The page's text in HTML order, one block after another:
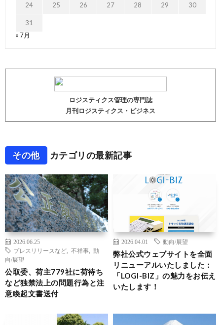
24 25 26 27 28 29 30
31
« 7月
ロジスティクス管理の専門誌
月刊ロジスティクス・ビジネス
その他 カテゴリの最新記事
2026.06.25
プレスリリースなど
不祥事
動
向/展望
公取委、荷主779社に荷待ち
など独禁法上の問題行為と注
意喚起文書送付
2026.04.01 動向/展望
弊社公式ウェブサイトを全面
リニューアルいたしました：
「LOGI-BIZ」の魅力をお伝え
いたします！